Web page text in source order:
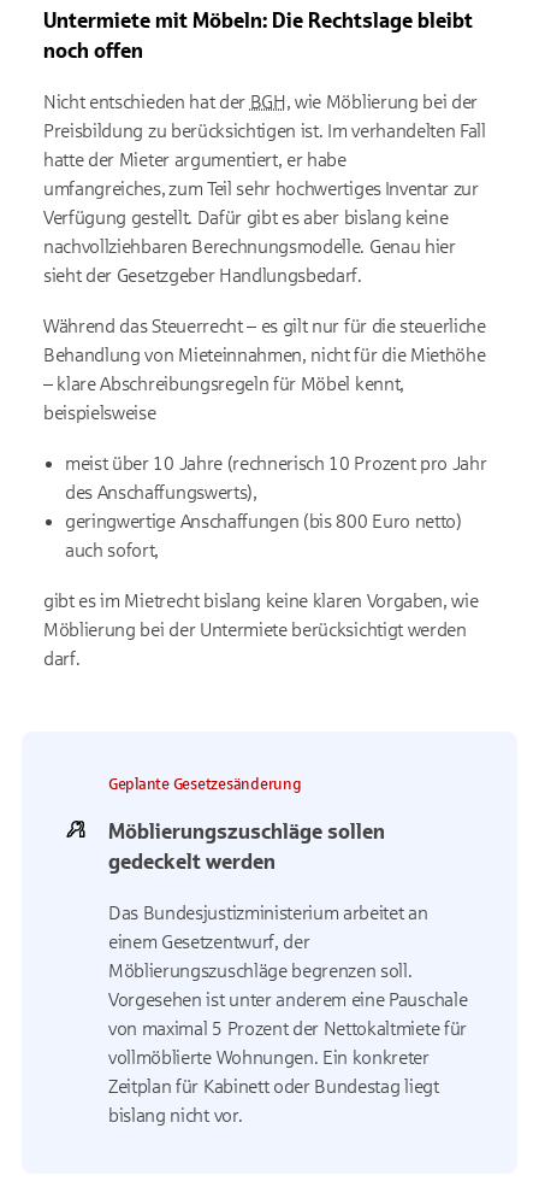
Untermiete mit Möbeln: Die Rechtslage bleibt
noch offen
Nicht entschieden hat der BGH, wie Möblierung bei der
Preisbildung zu berücksichtigen ist. Im verhandelten Fall
hatte der Mieter argumentiert, er habe
umfangreiches,zum Teil sehr hochwertiges Inventar zur
Verfügung gestellt. Dafür gibt es aber bislang keine
nachvollziehbaren Berechnungsmodelle. Genau hier
sieht der Gesetzgeber Handlungsbedarf.
Während das Steuerrecht – es gilt nur für die steuerliche
Behandlung von Mieteinnahmen, nicht für die Miethöhe
– klare Abschreibungsregeln für Möbel kennt,
beispielsweise
meist über 10 Jahre (rechnerisch 10 Prozent pro Jahr
des Anschaffungswerts),
geringwertige Anschaffungen (bis 800 Euro netto)
auch sofort,
gibt es im Mietrecht bislang keine klaren Vorgaben, wie
Möblierung bei der Untermiete berücksichtigt werden
darf.
Geplante Gesetzesänderung
Möblierungszuschläge sollen
gedeckelt werden
Das Bundesjustizministerium arbeitet an
einem Gesetzentwurf, der
Möblierungszuschläge begrenzen soll.
Vorgesehen ist unter anderem eine Pauschale
von maximal 5 Prozent der Nettokaltmiete für
vollmöblierte Wohnungen. Ein konkreter
Zeitplan für Kabinett oder Bundestag liegt
bislang nicht vor.